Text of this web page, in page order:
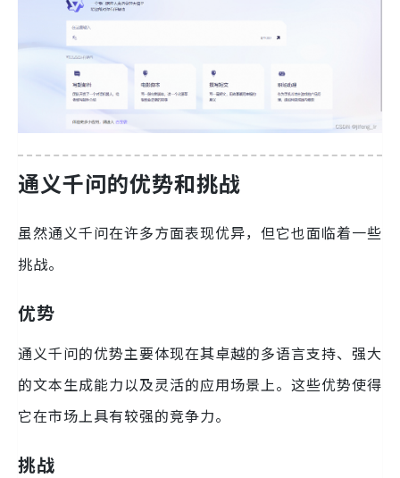
通义千问的优势和挑战
虽然通义千问在许多方面表现优异，但它也面临着一些
挑战。
优势
通义千问的优势主要体现在其卓越的多语言支持、强大
的文本生成能力以及灵活的应用场景上。这些优势使得
它在市场上具有较强的竞争力。
挑战